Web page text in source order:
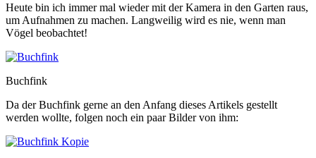
Heute bin ich immer mal wieder mit der Kamera in den Garten raus,
um Aufnahmen zu machen. Langweilig wird es nie, wenn man
Vögel beobachtet!
Buchfink
Da der Buchfink gerne an den Anfang dieses Artikels gestellt
werden wollte, folgen noch ein paar Bilder von ihm: